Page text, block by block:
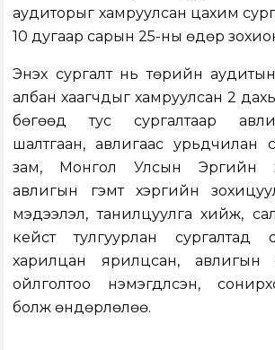
аудиторыг хамруулсан цахим
10 дугаар сарын 25-ны өдөр
Энэхүү сургалт нь төрийн
албан хаагчдыг хамруулсан 2
бөгөөд тус сургалтаар
шалтгаан, авлигаас урьдчилан
зам, Монгол Улсын Эрүүгийн
авлигын гэмт хэргийн
мэдээлэл, танилцуулга хийж,
кейст тулгуурлан сургалтад
харилцан ярилцсан, авлигын
ойлголтоо нэмэгдүүлсэн,
болж өндөрлөлөө.